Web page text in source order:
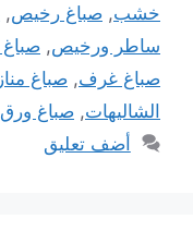
خشب, صباغ رخيص,
ساطر ورخيص,
صباغ غرف, صباغ
الشاليهات, صباغ
أضف تعليق